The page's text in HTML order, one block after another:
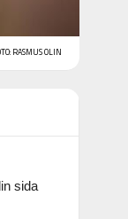
RASMUS OLIN
sida